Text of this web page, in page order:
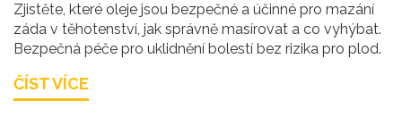
Zjistěte, které oleje jsou bezpečné a účinné pro mazání
záda v těhotenství, jak správně masírovat a co vyhýbat.
Bezpečná péče pro uklidnění bolestí bez rizika pro plod.
ČÍST VÍCE